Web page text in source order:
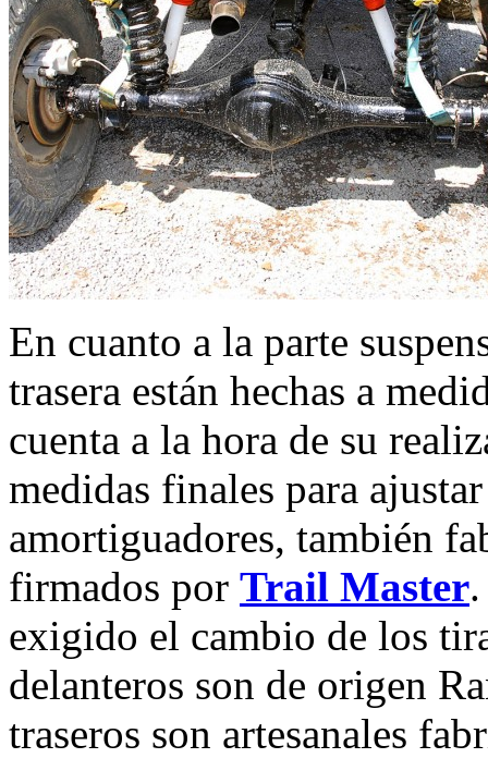
En cuanto a la parte
trasera están hechas a
cuenta a la hora de su
medidas finales para
amortiguadores, también
firmados por Trail Master
exigido el cambio de los
delanteros son de origen
traseros son artesanales